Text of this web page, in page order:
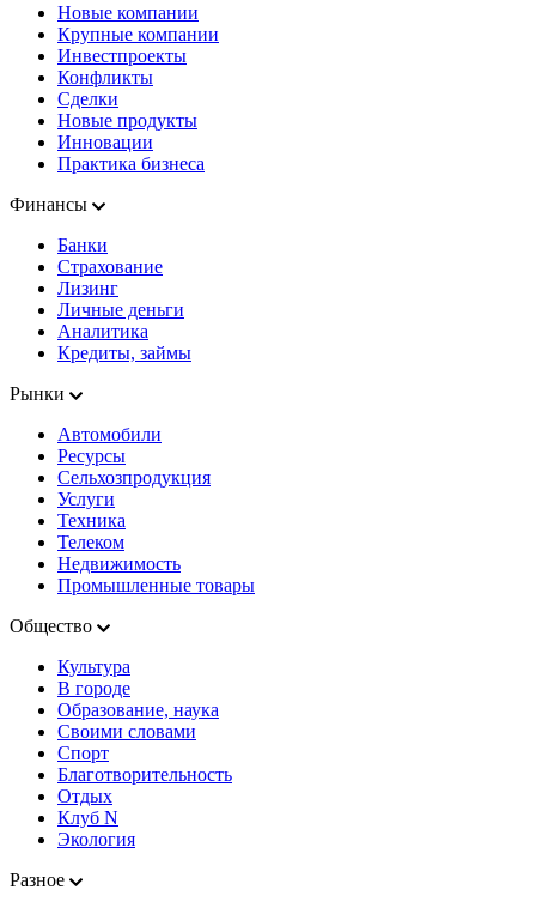
Новые компании
Крупные компании
Инвестпроекты
Конфликты
Сделки
Новые продукты
Инновации
Практика бизнеса
Финансы
Банки
Страхование
Лизинг
Личные деньги
Аналитика
Кредиты, займы
Рынки
Автомобили
Ресурсы
Сельхозпродукция
Услуги
Техника
Телеком
Недвижимость
Промышленные товары
Общество
Культура
В городе
Образование, наука
Своими словами
Спорт
Благотворительность
Отдых
Клуб N
Экология
Разное